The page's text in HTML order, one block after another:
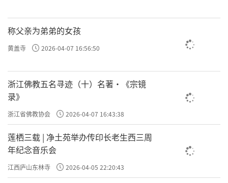
文字校对：梵果
文本编辑：竟慧
称父亲为弟弟的女孩
黄盖寺 2026-04-07 16:56:50
浙江佛教五名寻迹（十）名著·《宗镜
录》
浙江省佛教协会 2026-04-07 16:43:38
莲栖三载 | 净土苑举办传印长老生西三周
年纪念音乐会
江西庐山东林寺 2026-04-05 22:20:43